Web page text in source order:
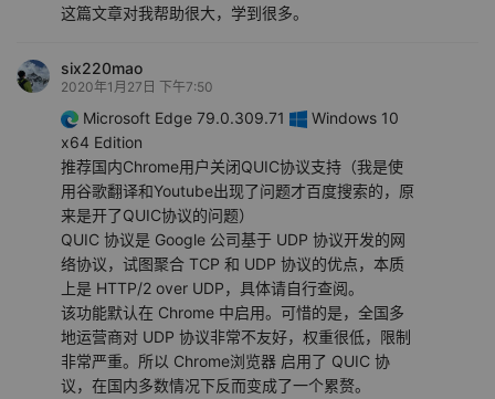
这篇文章对我帮助很大，学到很多。
six220mao
2020年1月27日 下午7:50
Microsoft Edge 79.0.309.71
Windows 10
x64 Edition
推荐国内Chrome用户关闭QUIC协议支持（我是使
用谷歌翻译和Youtube出现了问题才百度搜索的，原
来是开了QUIC协议的问题）
QUIC 协议是 Google 公司基于 UDP 协议开发的网
络协议，试图聚合 TCP 和 UDP 协议的优点，本质
上是 HTTP/2 over UDP，具体请自行查阅。
该功能默认在 Chrome 中启用。可惜的是，全国多
地运营商对 UDP 协议非常不友好，权重很低，限制
非常严重。所以 Chrome浏览器 启用了 QUIC 协
议，在国内多数情况下反而变成了一个累赘。